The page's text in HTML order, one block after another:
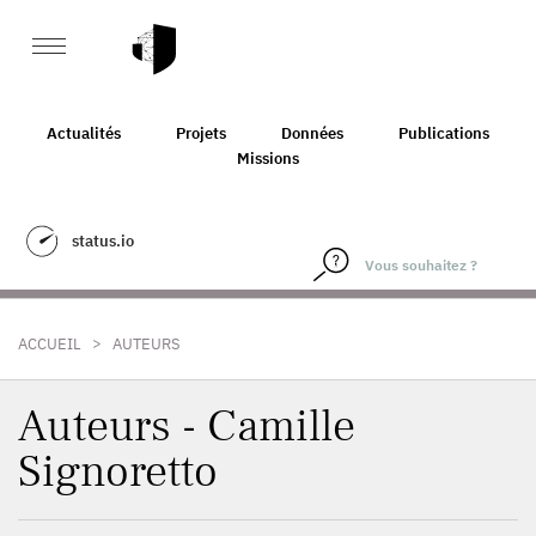
Actualités Projets Données
Publications
Missions
status.io
ACCUEIL > AUTEURS
Auteurs - Camille
Signoretto